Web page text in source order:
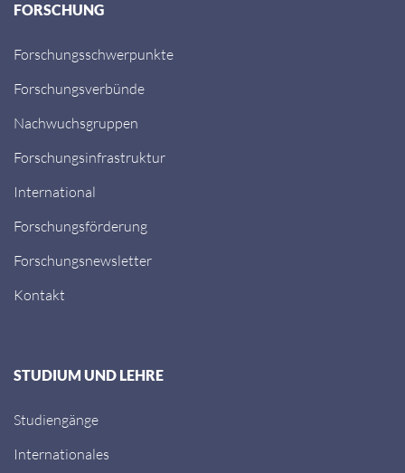
FORSCHUNG
Forschungsschwerpunkte
Forschungsverbünde
Nachwuchsgruppen
Forschungsinfrastruktur
International
Forschungsförderung
Forschungsnewsletter
Kontakt
STUDIUM UND LEHRE
Studiengänge
Internationales